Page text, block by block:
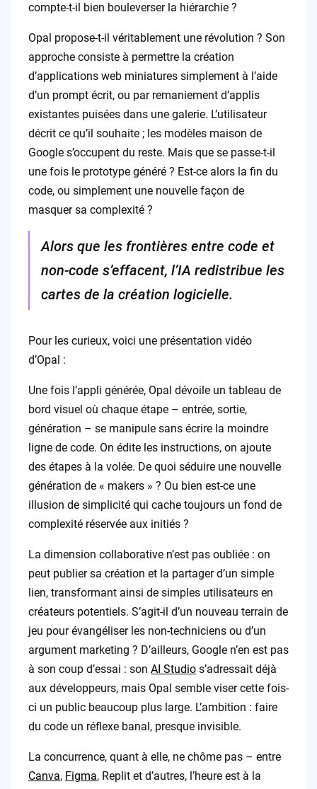
compte-t-il bien bouleverser la hiérarchie ?
Opal propose-t-il véritablement une révolution ? Son
approche consiste à permettre la création
d’applications web miniatures simplement à l’aide
d’un prompt écrit, ou par remaniement d’applis
existantes puisées dans une galerie. L’utilisateur
décrit ce qu’il souhaite ; les modèles maison de
Google s’occupent du reste. Mais que se passe-t-il
une fois le prototype généré ? Est-ce alors la fin du
code, ou simplement une nouvelle façon de
masquer sa complexité ?
Alors que les frontières entre code et
non-code s’effacent, l’IA redistribue les
cartes de la création logicielle.
Pour les curieux, voici une présentation vidéo
d’Opal :
Une fois l’appli générée, Opal dévoile un tableau de
bord visuel où chaque étape – entrée, sortie,
génération – se manipule sans écrire la moindre
ligne de code. On édite les instructions, on ajoute
des étapes à la volée. De quoi séduire une nouvelle
génération de « makers » ? Ou bien est-ce une
illusion de simplicité qui cache toujours un fond de
complexité réservée aux initiés ?
La dimension collaborative n’est pas oubliée : on
peut publier sa création et la partager d’un simple
lien, transformant ainsi de simples utilisateurs en
créateurs potentiels. S’agit-il d’un nouveau terrain de
jeu pour évangéliser les non-techniciens ou d’un
argument marketing ? D’ailleurs, Google n’en est pas
à son coup d’essai : son AI Studios’adressait déjà
aux développeurs, mais Opal semble viser cette fois-
ci un public beaucoup plus large. L’ambition : faire
du code un réflexe banal, presque invisible.
La concurrence, quant à elle, ne chôme pas – entre
Canva, Figma, Replit et d’autres, l’heure est à la